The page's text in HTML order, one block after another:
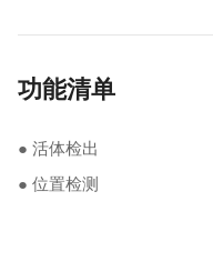
功能清单
● 活体检出
● 位置检测